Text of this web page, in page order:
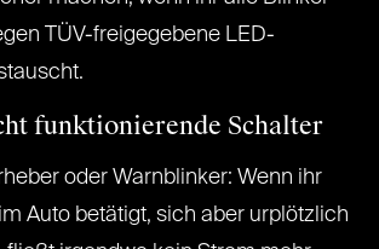
TÜV-freigegebene LED-
funktionierende Schalter
oder Warnblinker: Wenn ihr
Auto betätigt, sich aber urplötzlich